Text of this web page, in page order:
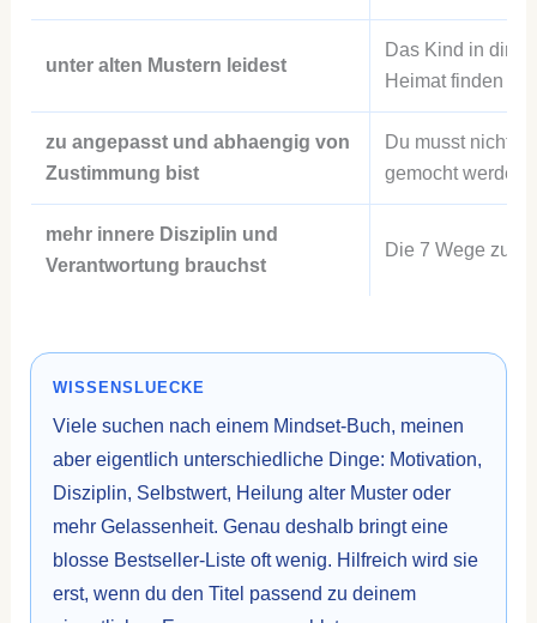
unter alten Mustern leidest
Das Kind in dir
Heimat finden
zu angepasst und abhaengig von
Zustimmung bist
Du musst nicht
gemocht werden
mehr innere Disziplin und
Verantwortung brauchst
Die 7 Wege zur
WISSENSLUECKE
Viele suchen nach einem Mindset-Buch, meinen
aber eigentlich unterschiedliche Dinge: Motivation,
Disziplin, Selbstwert, Heilung alter Muster oder
mehr Gelassenheit. Genau deshalb bringt eine
blosse Bestseller-Liste oft wenig. Hilfreich wird sie
erst, wenn du den Titel passend zu deinem